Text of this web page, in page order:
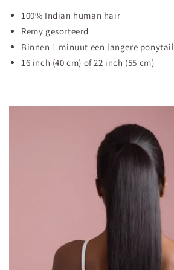
100% Indian human hair
Remy gesorteerd
Binnen 1 minuut een langere ponytail
16 inch (40 cm) of 22 inch (55 cm)